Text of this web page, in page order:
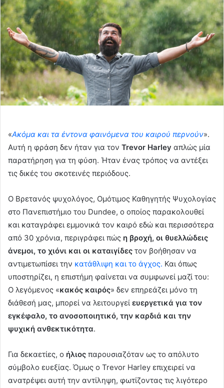
«Ακόμα και τα έντονα φαινόμενα του καιρού περνούν».
Αυτή η φράση δεν ήταν για τον Trevor Harley απλώς μία
παρατήρηση για τη φύση. Ήταν ένας τρόπος να αντέξει
τις δικές του σκοτεινές περιόδους.
Ο Βρετανός ψυχολόγος, Ομότιμος Καθηγητής Ψυχολογίας
στο Πανεπιστήμιο του Dundee, ο οποίος παρακολουθεί
και καταγράφει εμμονικά τον καιρό εδώ και περισσότερα
από 30 χρόνια, περιγράφει πώς η βροχή, οι θυελλώδεις
άνεμοι, το χιόνι και οι καταιγίδες τον βοήθησαν να
αντιμετωπίσει την κατάθλιψη και το άγχος. Και όπως
υποστηρίζει, η επιστήμη φαίνεται να συμφωνεί μαζί του:
O λεγόμενος «κακός καιρός» δεν επηρεάζει μόνο τη
διάθεσή μας, μπορεί να λειτουργεί ευεργετικά για τον
εγκέφαλο, το ανοσοποιητικό, την καρδιά και την
ψυχική ανθεκτικότητα.
Για δεκαετίες, ο ήλιος παρουσιαζόταν ως το απόλυτο
σύμβολο ευεξίας. Όμως ο Trevor Harley επιχειρεί να
ανατρέψει αυτή την αντίληψη, φωτίζοντας τις λιγότερο